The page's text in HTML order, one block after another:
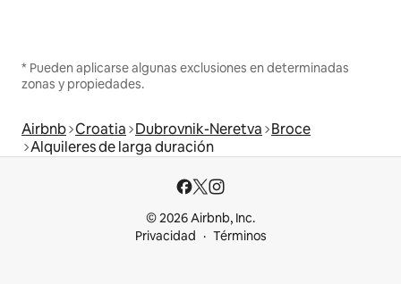
* Pueden aplicarse algunas exclusiones en determinadas
zonas y propiedades.
Airbnb Croatia Dubrovnik-Neretva Broce
Alquileres de larga duración
© 2026 Airbnb, Inc.
Privacidad
Términos